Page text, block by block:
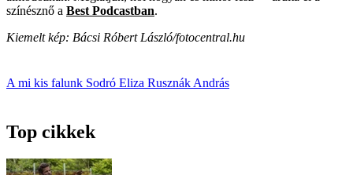
színésznő a Best Podcastban.
Kiemelt kép: Bácsi Róbert László/fotocentral.hu
A mi kis falunk Sodró Eliza Rusznák András
Top cikkek